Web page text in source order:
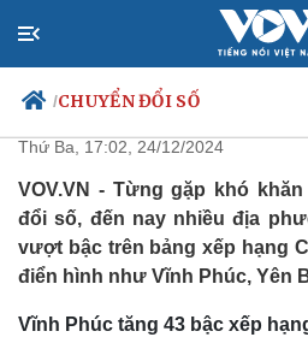
/CHUYỂN ĐỔI SỐ
Chính trị
Đảng
Tổ chức nhân sự
Nhận diện sự thật
Nhiều địa phương
kể thứ hạng
Thứ Ba, 17:02, 24/12/2024
VOV.VN - Từng gặp khó
đổi số, đến nay nhiều địa
vượt bậc trên bảng xếp hạng
điển hình như Vĩnh Phúc, Yên
Vĩnh Phúc tăng 43 bậc xếp